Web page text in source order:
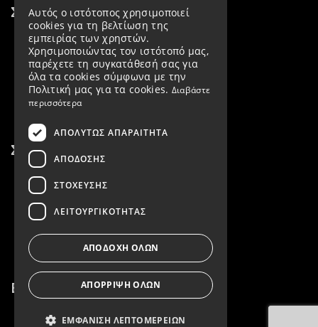
Σύνδεσμοι
Εταιρεία
Προϊόντα
Νέα Προϊόντα
Σύνδεσμοι
Επικοινωνία
Όροι Χρήσης
Πολιτική Απορρήτου
Επικοινωνία
2152158419
Αυτός ο ιστότοπος χρησιμοποιεί
cookies για τη βελτίωση της
εμπειρίας των χρηστών.
Χρησιμοποιώντας τον ιστότοπό μας,
παρέχετε τη συγκατάθεσή σας για
όλα τα cookies σύμφωνα με την
Πολιτική μας για τα cookies. Διαβάστε
περισσότερα
ΑΠΟΛΎΤΩΣ ΑΠΑΡΑΊΤΗΤΑ
ΑΠΌΔΟΣΗΣ
ΣΤΌΧΕΥΣΗΣ
ΛΕΙΤΟΥΡΓΙΚΌΤΗΤΑΣ
ΑΠΟΔΟΧΉ ΌΛΩΝ
ΑΠΌΡΡΙΨΗ ΌΛΩΝ
ΕΜΦΆΝΙΣΗ ΛΕΠΤΟΜΕΡΕΙΏΝ